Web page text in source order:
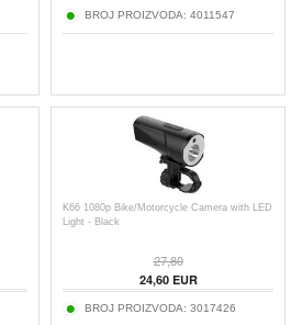
BROJ PROIZVODA: 4011547
K66 1080p Bike/Motorcycle Camera with LED
Light - Black
27,80
24,60EUR
BROJ PROIZVODA: 3017426